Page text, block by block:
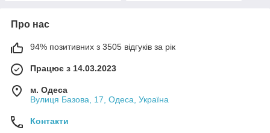
Про нас
94% позитивних з 3505 відгуків за рік
Працює з 14.03.2023
м. Одеса
Вулиця Базова, 17, Одеса, Україна
Контакти